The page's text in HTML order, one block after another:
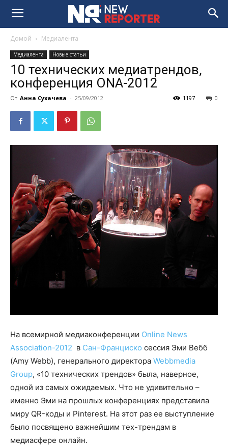
Домой Медиалента
Медиалента Новые статьи
10 технических медиатрендов,
конференция ONA-2012
От Анна Сухачева - 25/09/2012 0
1197
На всемирной медиаконференции Online News
Association-2012 в Сан-Франциско сессия Эми Вебб
(Amy Webb), генерального директора Webbmedia
Group, «10 технических трендов» была, наверное,
одной из самых ожидаемых. Что не удивительно –
именно Эми на прошлых конференциях представила
миру QR-коды и Pinterest. На этот раз ее выступление
было посвящено важнейшим тех-трендам в
медиасфере онлайн.